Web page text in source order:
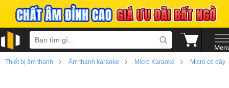
Thiết bị âm thanh › Âm thanh karaoke › Micro Karaoke › Micro có dây